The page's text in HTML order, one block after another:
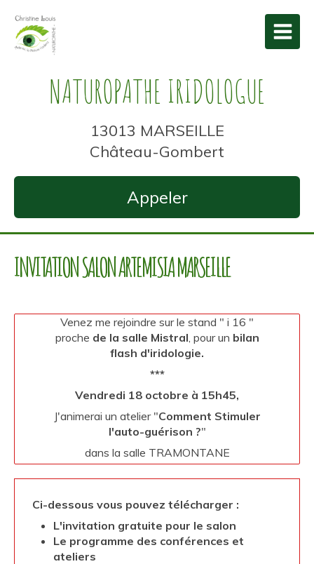
NATUROPATHE IRIDOLOGUE
13013 MARSEILLE
Château-Gombert
Appeler
INVITATION SALON ARTEMISIA MARSEILLE
Venez me rejoindre sur le stand " i 16 "
proche de la salle Mistral, pour un bilan
flash d'iridologie.
***
Vendredi 18 octobre à 15h45,
J'animerai un atelier "Comment Stimuler
l'auto-guérison ?"
dans la salle TRAMONTANE
Ci-dessous vous pouvez télécharger :
L'invitation gratuite pour le salon
Le programme des conférences et
ateliers